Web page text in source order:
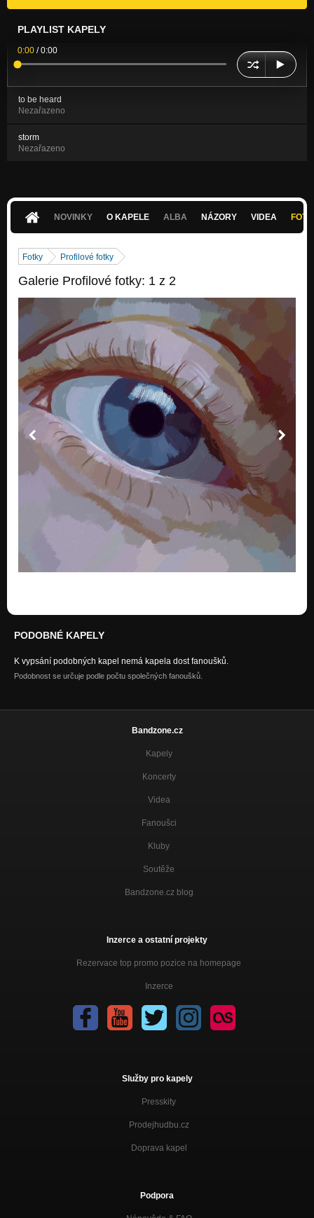
PLAYLIST KAPELY
0:00 /0:00
to be heard
Nezařazeno
storm
Nezařazeno
NOVINKY O KAPELE ALBA NÁZORY VIDEA
Fotky Profilové fotky
Galerie Profilové fotky: 1 z 2
PODOBNÉ KAPELY
K vypsání podobných kapel nemá kapela dost fanoušků.
Podobnost se určuje podle počtu společných fanoušků.
Bandzone.cz
Kapely
Koncerty
Videa
Fanoušci
Kluby
Soutěže
Bandzone.cz blog
Inzerce a ostatní projekty
Rezervace top promo pozice na homepage
Inzerce
Služby pro kapely
Presskity
Prodejhudbu.cz
Doprava kapel
Podpora